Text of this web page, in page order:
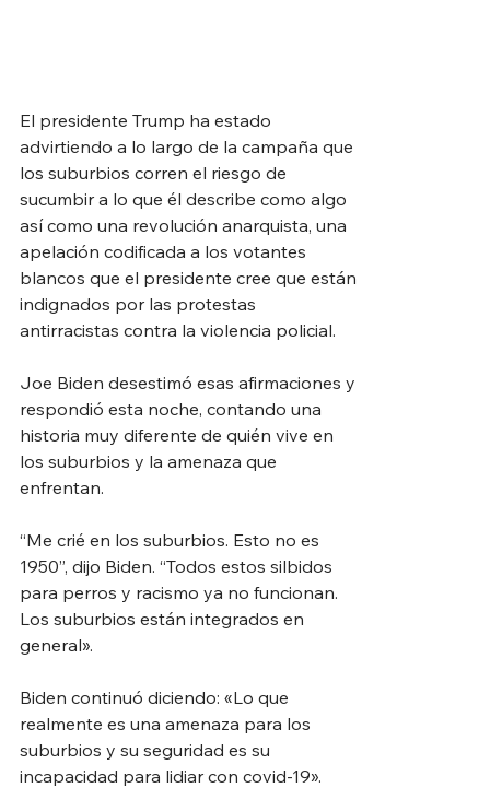
El presidente Trump ha estado
advirtiendo a lo largo de la campaña que
los suburbios corren el riesgo de
sucumbir a lo que él describe como algo
así como una revolución anarquista, una
apelación codificada a los votantes
blancos que el presidente cree que están
indignados por las protestas
antirracistas contra la violencia policial.
Joe Biden desestimó esas afirmaciones y
respondió esta noche, contando una
historia muy diferente de quién vive en
los suburbios y la amenaza que
enfrentan.
“Me crié en los suburbios. Esto no es
1950”, dijo Biden. “Todos estos silbidos
para perros y racismo ya no funcionan.
Los suburbios están integrados en
general».
Biden continuó diciendo: «Lo que
realmente es una amenaza para los
suburbios y su seguridad es su
incapacidad para lidiar con covid-19».